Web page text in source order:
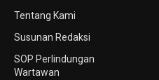
Tentang Kami
Susunan Redaksi
SOP Perlindungan
Wartawan